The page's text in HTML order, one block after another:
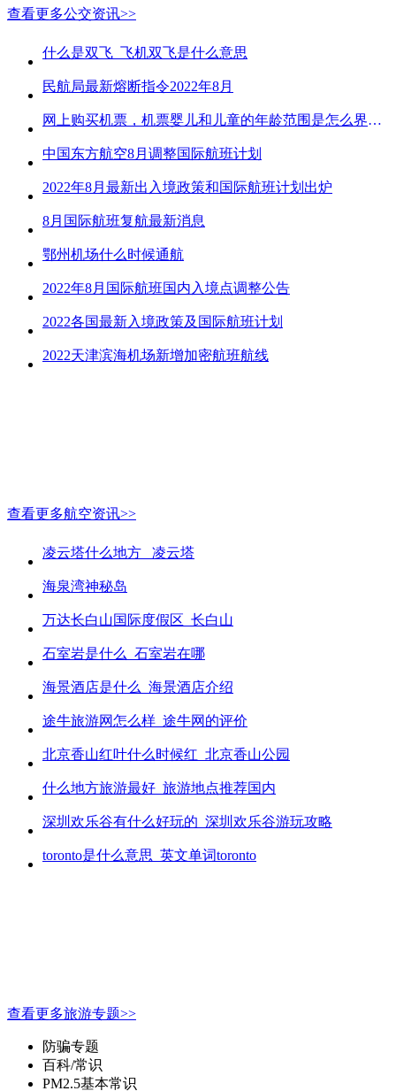
查看更多公交资讯>>
什么是双飞_飞机双飞是什么意思
民航局最新熔断指令2022年8月
网上购买机票，机票婴儿和儿童的年龄范围是怎么界定的？
中国东方航空8月调整国际航班计划
2022年8月最新出入境政策和国际航班计划出炉
8月国际航班复航最新消息
鄂州机场什么时候通航
2022年8月国际航班国内入境点调整公告
2022各国最新入境政策及国际航班计划
2022天津滨海机场新增加密航班航线
查看更多航空资讯>>
凌云塔什么地方_ 凌云塔
海泉湾神秘岛
万达长白山国际度假区_长白山
石室岩是什么_石室岩在哪
海景酒店是什么_海景酒店介绍
途牛旅游网怎么样_途牛网的评价
北京香山红叶什么时候红_北京香山公园
什么地方旅游最好_旅游地点推荐国内
深圳欢乐谷有什么好玩的_深圳欢乐谷游玩攻略
toronto是什么意思_英文单词toronto
查看更多旅游专题>>
防骗专题
百科/常识
PM2.5基本常识